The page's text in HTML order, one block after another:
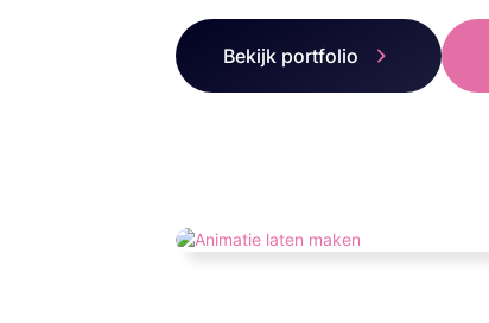
Bekijk portfolio